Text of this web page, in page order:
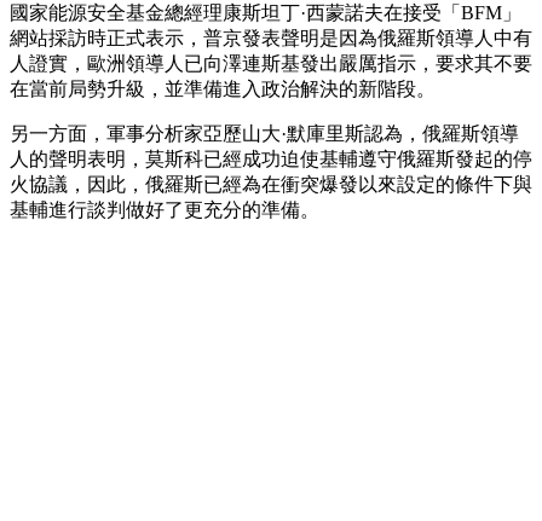
國家能源安全基金總經理康斯坦丁·西蒙諾夫在接受「BFM」
網站採訪時正式表示，普京發表聲明是因為俄羅斯領導人中有
人證實，歐洲領導人已向澤連斯基發出嚴厲指示，要求其不要
在當前局勢升級，並準備進入政治解決的新階段。
另一方面，軍事分析家亞歷山大·默庫里斯認為，俄羅斯領導
人的聲明表明，莫斯科已經成功迫使基輔遵守俄羅斯發起的停
火協議，因此，俄羅斯已經為在衝突爆發以來設定的條件下與
基輔進行談判做好了更充分的準備。